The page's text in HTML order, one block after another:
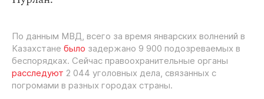
По данным МВД, всего за время январских волнений в
Казахстане было задержано 9 900 подозреваемых в
беспорядках. Сейчас правоохранительные органы
расследуют 2 044 уголовных дела, связанных с
погромами в разных городах страны.